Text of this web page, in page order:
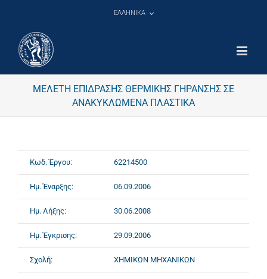
ΕΛΛΗΝΙΚΑ
ΜΕΛΕΤΗ ΕΠΙΔΡΑΣΗΣ ΘΕΡΜΙΚΗΣ ΓΗΡΑΝΣΗΣ ΣΕ
ΑΝΑΚΥΚΛΩΜΕΝΑ ΠΛΑΣΤΙΚΑ
Κωδ. Έργου: 62214500
Ημ. Έναρξης: 06.09.2006
Ημ. Λήξης: 30.06.2008
Ημ. Έγκρισης: 29.09.2006
Σχολή: ΧΗΜΙΚΩΝ ΜΗΧΑΝΙΚΩΝ